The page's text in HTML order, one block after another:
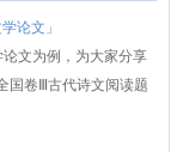
论文」
文为例，为大家分享
国卷Ⅲ古代诗文阅读题